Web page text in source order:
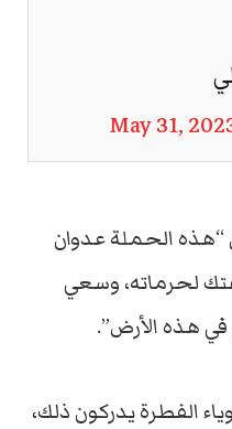
May 31,
“هذه الحملة عدوان
لحرماته، وسعي
في هذه الأرض”.
الفطرة يدركون ذلك،